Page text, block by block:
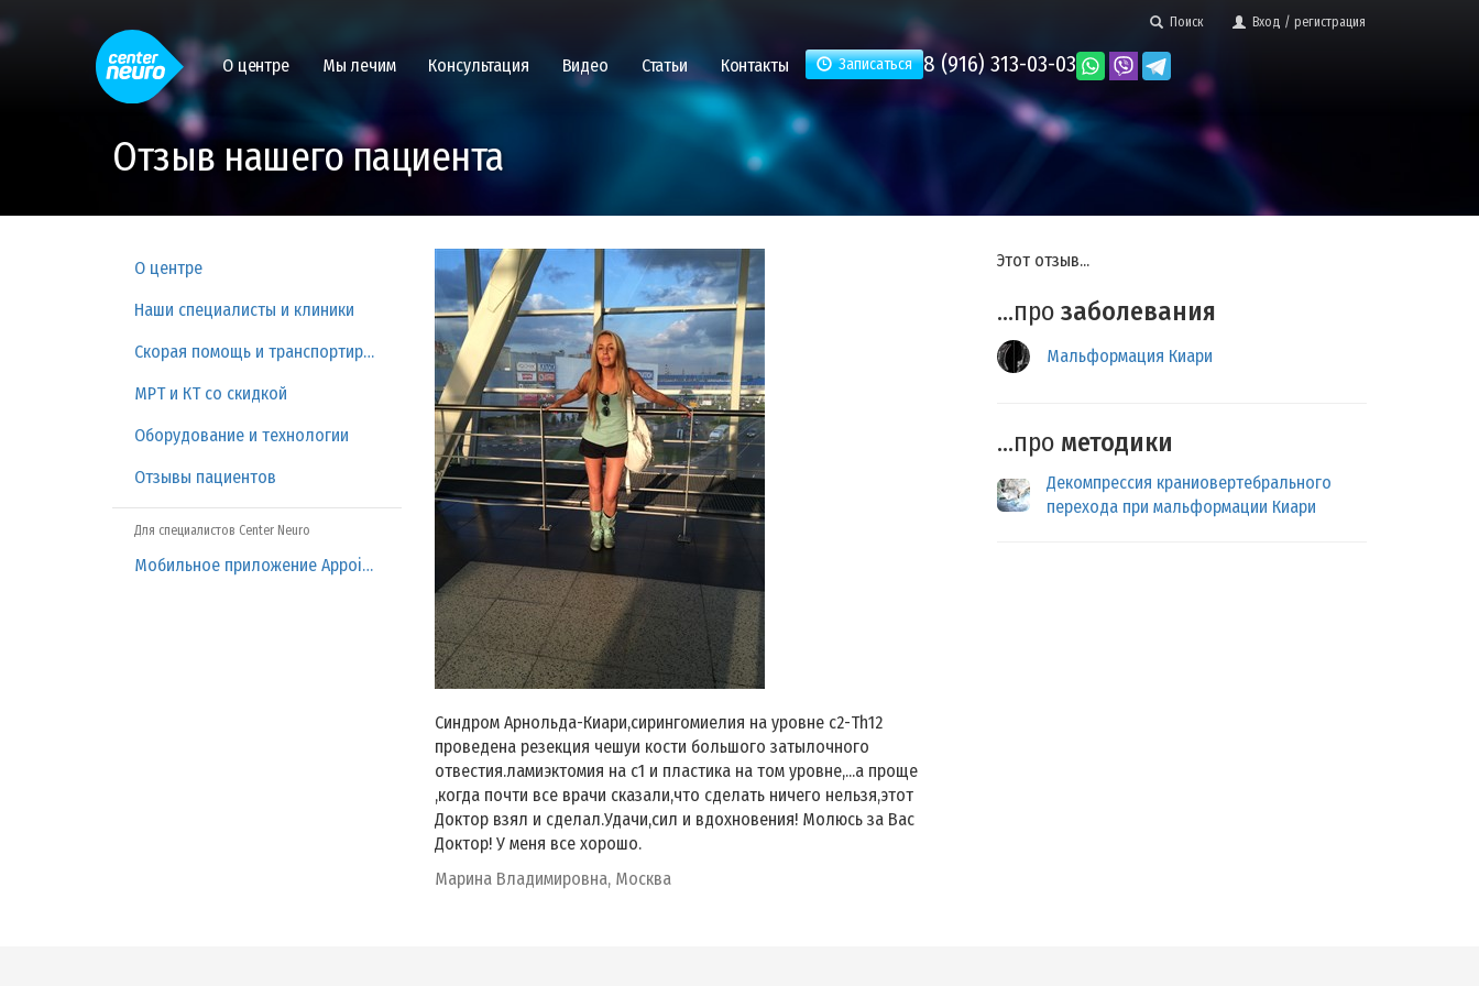
Поиск Вход / регистрация
О центре Мы лечим Консультация Видео Статьи Контакты Записаться 8 (916) 313-03-03
Отзыв нашего пациента
О центре
Наши специалисты и клиники
Скорая помощь и транспортировка
МРТ и КТ со скидкой
Оборудование и технологии
Отзывы пациентов
Для специалистов Center Neuro
Мобильное приложение Appointment
Синдром Арнольда-Киари,сирингомиелия на уровне с2-Th12
проведена резекция чешуи кости большого затылочного
отвестия.ламиэктомия на с1 и пластика на том уровне,...а проще
,когда почти все врачи сказали,что сделать ничего нельзя,этот
Доктор взял и сделал.Удачи,сил и вдохновения! Молюсь за Вас
Доктор! У меня все хорошо.
Марина Владимировна, Москва
Этот отзыв...
...прозаболевания
Мальформация Киари
...про методики
Декомпрессия краниовертебрального
перехода при мальформации Киари